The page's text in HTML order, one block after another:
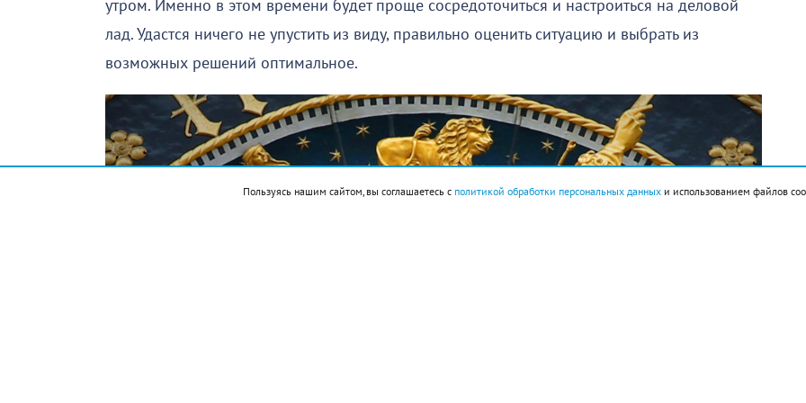
утром. Именно в этом времени будет проще сосредоточиться и настроиться на деловой
лад. Удастся ничего не упустить из виду, правильно оценить ситуацию и выбрать из
возможных решений оптимальное.
Пользуясь нашим сайтом, вы соглашаетесь с политикой обработки персональных данныхи использованием файлов